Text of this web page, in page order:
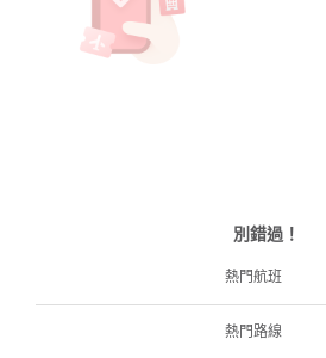
別錯過！
熱門航班
熱門路線